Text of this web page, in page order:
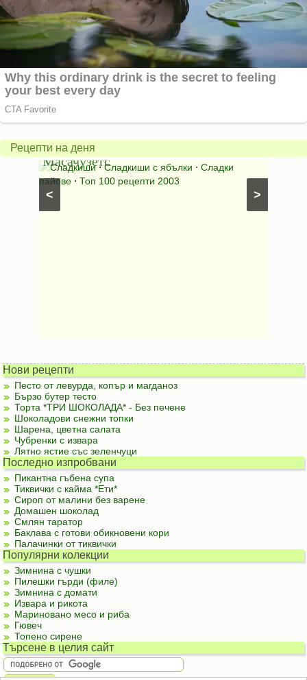
Рецепти на деня
>
<
Американски
ябълков
пай
от
Масачузетс
Сладкиши⋅Сладкиши с ябълки ⋅ Сладки
пайове ⋅ Топ 100 рецепти 2003
питка
на
мама
Нови рецепти
Песто от левурда, копър и магданоз
Бързо бутер тесто
Торта *ТРИ ШОКОЛАДА* - Без печене
Шоколадови снежни топки
Шарена, цветна салата
Чубренки с извара
Лятно ястие със зеленчуци
Последно изпробвани
Пикантна гъбена супа
Тиквички с кайма *Ети*
Сироп от малини без варене
Домашен шоколад
Смлян таратор
Баклава с готови обикновени кори
Палачинки от тиквички
Популярни колекции
Зимнина с чушки
Пилешки гърди (филе)
Зимнина с домати
Извара и рикота
Мариновано месо и риба
Гювеч
Топено сирене
Търсене в целия сайт